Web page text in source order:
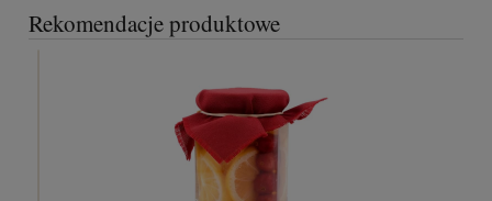
Rekomendacje produktowe